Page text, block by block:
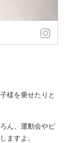
様を乗せたりと
ん、運動会やピ
ますよ。